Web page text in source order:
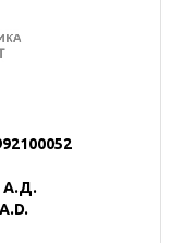
А.Д.